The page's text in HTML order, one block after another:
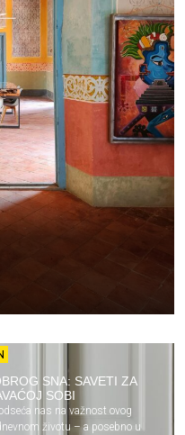
SNA: SAVETI ZA
SOBI
nas na važnost ovog
životu – a posebno u